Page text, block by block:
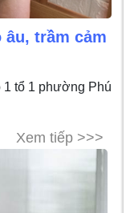
trầm cảm
1 tổ 1 phường Phú
Xem tiếp >>>